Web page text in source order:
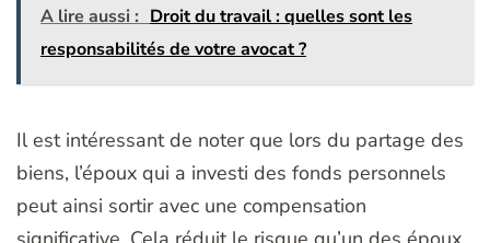
A lire aussi : Droit du travail : quelles sont les
responsabilités de votre avocat ?
Il est intéressant de noter que lors du partage des
biens, l’époux qui a investi des fonds personnels
peut ainsi sortir avec une compensation